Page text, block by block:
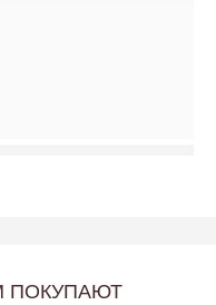
ПОКУПАЮТ